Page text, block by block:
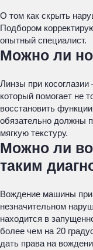
О том как скрыть
Подбором
опытный специалист.
Можно ли
Линзы при косоглазии
который помогает не
восстановить
обязательно должны
мягкую текстуру.
Можно ли
таким
Вождение машины при
незначительном
находится в
более чем на 20
дать права на